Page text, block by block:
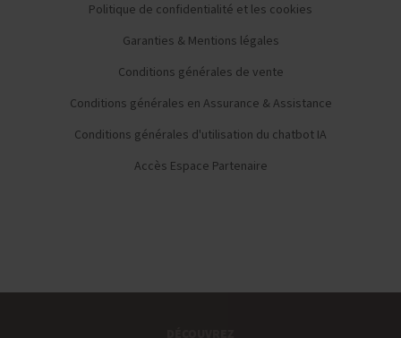
Politique de confidentialité et les cookies
Garanties & Mentions légales
Conditions générales de vente
Conditions générales en Assurance & Assistance
Conditions générales d'utilisation du chatbot IA
Accès Espace Partenaire